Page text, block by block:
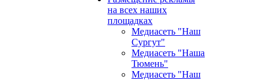
на всех наших
площадках
Медиасеть "Наш
Сургут"
Медиасеть "Наша
Тюмень"
Медиасеть "Наш